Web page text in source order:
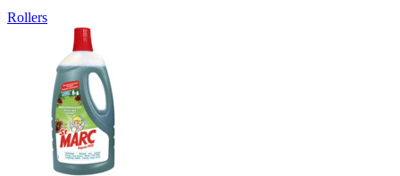
Rollers